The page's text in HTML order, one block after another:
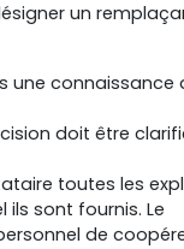
un
une
doit être
toutes les
ils sont fournis. Le
de